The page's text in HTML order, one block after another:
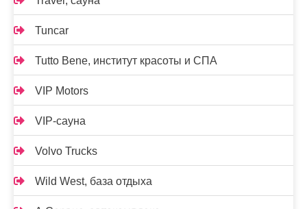
Tuncar
Tutto Bene, институт красоты и СПА
VIP Motors
VIP-сауна
Volvo Trucks
Wild West, база отдыха